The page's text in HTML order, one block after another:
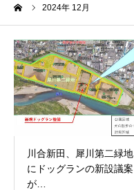
2024年 12月
川合新田、犀川第二緑地
にドッグランの新設議案
が…
長野市百景